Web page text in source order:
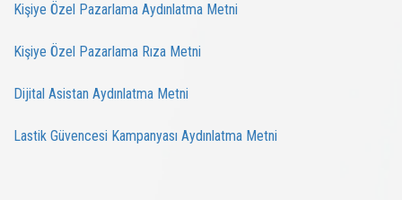
Kişiye Özel Pazarlama Aydınlatma Metni
Kişiye Özel Pazarlama Rıza Metni
Dijital Asistan Aydınlatma Metni
Lastik Güvencesi Kampanyası Aydınlatma Metni